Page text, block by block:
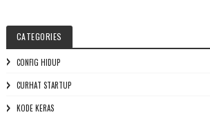
CATEGORIES
CONFIG HIDUP
CURHAT STARTUP
KODE KERAS